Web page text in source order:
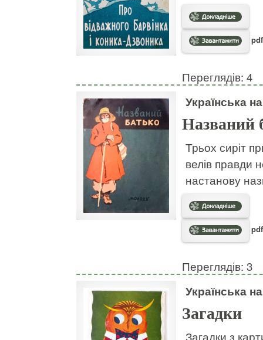
Переглядів: 4
Українська
Названий
Трьох сиріт
велів правди
настанову
Переглядів: 3
Українська
Загадки
Загадки з